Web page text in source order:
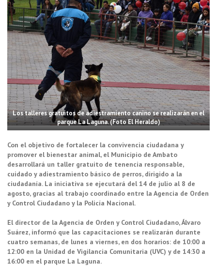
Los talleres gratuitos de adiestramiento canino se realizarán en el
parque La Laguna. (Foto El Heraldo)
Con el objetivo de fortalecer la convivencia ciudadana y
promover el bienestar animal, el Municipio de Ambato
desarrollará un taller gratuito de tenencia responsable,
cuidado y adiestramiento básico de perros, dirigido a la
ciudadanía. La iniciativa se ejecutará del 14 de julio al 8 de
agosto, gracias al trabajo coordinado entre la Agencia de Orden
y Control Ciudadano y la Policía Nacional.
El director de la Agencia de Orden y Control Ciudadano, Álvaro
Suárez, informó que las capacitaciones se realizarán durante
cuatro semanas, de lunes a viernes, en dos horarios: de 10:00 a
12:00 en la Unidad de Vigilancia Comunitaria (UVC) y de 14:30 a
16:00 en el parque La Laguna.